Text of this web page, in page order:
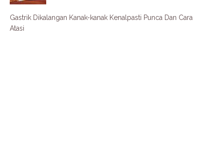
Gastrik Dikalangan Kanak-kanak Kenalpasti Punca Dan Cara
Atasi